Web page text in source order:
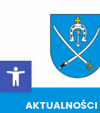
Otwórz pasek narzędzi
AKTUALNOŚCI